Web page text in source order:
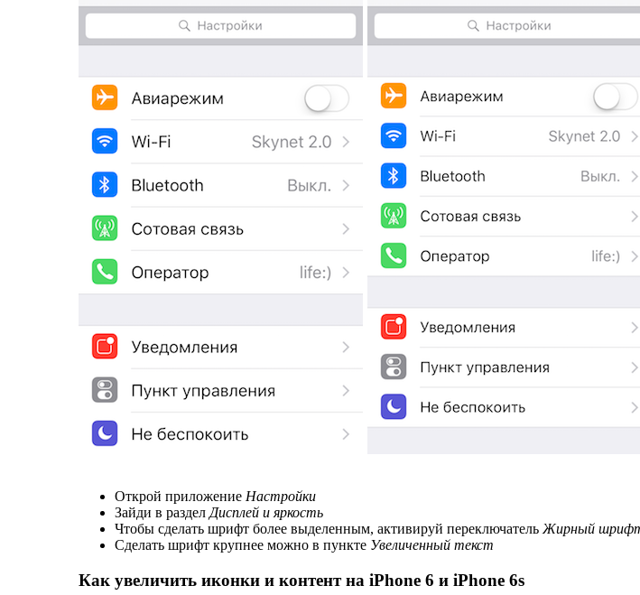
Открой приложение Настройки
Зайди в раздел Дисплей и яркость
Чтобы сделать шрифт более выделенным, активируй переключатель Жирный
Сделать шрифт крупнее можно в пункте Увеличенный текст
Как увеличить иконки и контент на iPhone 6 и iPhone 6s